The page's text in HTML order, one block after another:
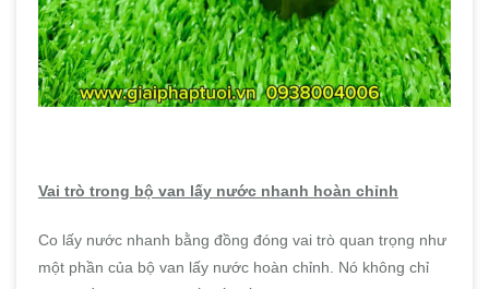
Vai trò trong bộ van lấy nước nhanh hoàn chỉnh
Co lấy nước nhanh bằng đồng đóng vai trò quan trọng như
một phần của bộ van lấy nước hoàn chỉnh. Nó không chỉ